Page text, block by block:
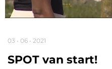
03 • 06 • 2021
SPOT van start!